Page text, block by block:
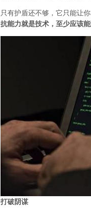
只有护盾还不够，它只能让
抗能力就是技术，至少应该
打破阴谋